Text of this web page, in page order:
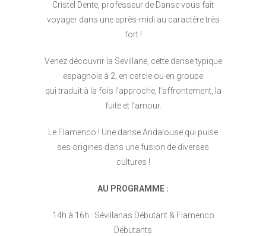
Cristel Dente, professeur de Danse vous fait
voyager dans une après-midi au caractère très
fort !
Venez découvrir la Sevillane, cette danse typique
espagnole à 2, en cercle ou en groupe
qui traduit à la fois l’approche, l’affrontement, la
fuite et l’amour.
Le Flamenco ! Une danse Andalouse qui puise
ses origines dans une fusion de diverses
cultures !
AU PROGRAMME :
14h à 16h : Sévillanas Débutant & Flamenco
Débutants